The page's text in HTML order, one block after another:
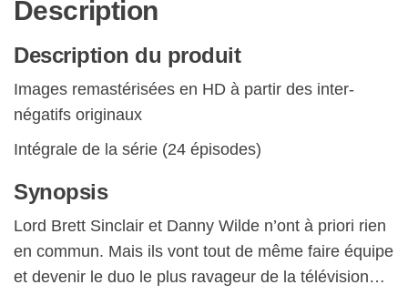
Description
Description du produit
Images remastérisées en HD à partir des inter-
négatifs originaux
Intégrale de la série (24 épisodes)
Synopsis
Lord Brett Sinclair et Danny Wilde n’ont à priori rien
en commun. Mais ils vont tout de même faire équipe
et devenir le duo le plus ravageur de la télévision…